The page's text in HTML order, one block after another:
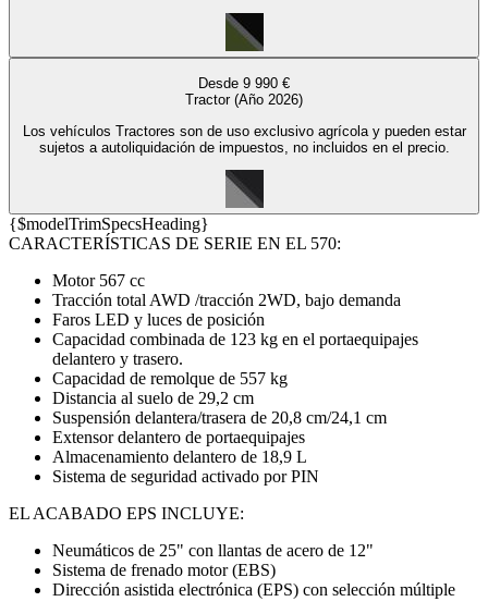
Desde 9 990 €
Tractor (Año 2026)
Los vehículos Tractores son de uso exclusivo agrícola y pueden estar
sujetos a autoliquidación de impuestos, no incluidos en el precio.
{$modelTrimSpecsHeading}
CARACTERÍSTICAS DE SERIE EN EL 570:
Motor 567 cc
Tracción total AWD /tracción 2WD, bajo demanda
Faros LED y luces de posición
Capacidad combinada de 123 kg en el portaequipajes
delantero y trasero.
Capacidad de remolque de 557 kg
Distancia al suelo de 29,2 cm
Suspensión delantera/trasera de 20,8 cm/24,1 cm
Extensor delantero de portaequipajes
Almacenamiento delantero de 18,9 L
Sistema de seguridad activado por PIN
EL ACABADO EPS INCLUYE:
Neumáticos de 25" con llantas de acero de 12"
Sistema de frenado motor (EBS)
Dirección asistida electrónica (EPS) con selección múltiple